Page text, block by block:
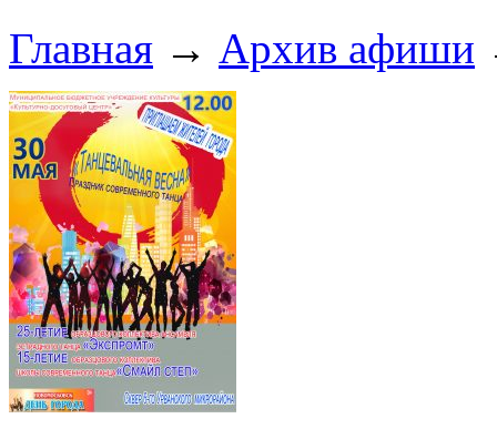
Главная → Архив афиши